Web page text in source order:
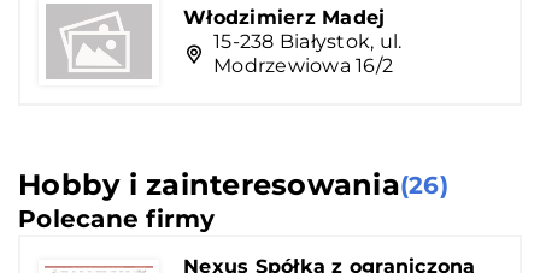
Włodzimierz Madej
15-238 Białystok, ul.
Modrzewiowa 16/2
Hobby i zainteresowania(26)
Polecane firmy
Nexus Spółka z ograniczoną